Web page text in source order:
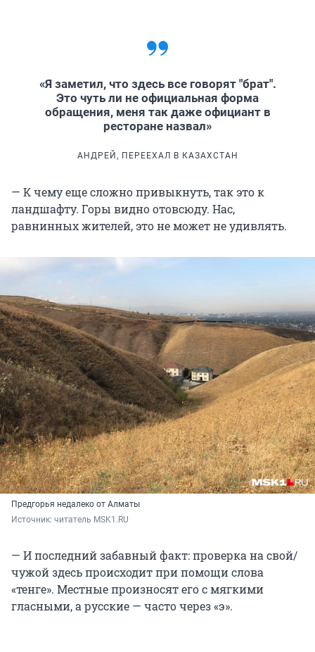
«Я заметил, что здесь все говорят "брат".
Это чуть ли не официальная форма
обращения, меня так даже официант в
ресторане назвал»
АНДРЕЙ, ПЕРЕЕХАЛ В КАЗАХСТАН
— К чему еще сложно привыкнуть, так это к
ландшафту. Горы видно отовсюду. Нас,
равнинных жителей, это не может не удивлять.
Предгорья недалеко от Алматы
Источник: читатель MSK1.RU
— И последний забавный факт: проверка на свой/
чужой здесь происходит при помощи слова
«тенге». Местные произносят его с мягкими
гласными, а русские — часто через «э».